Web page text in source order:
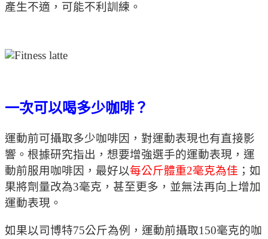
產生不適，可能不利訓練。
一次可以喝多少咖啡？
運動前可攝取多少咖啡因，對運動表現也有直接影
響。根據研究指出，想要增強選手的運動表現，運
動前服用咖啡因，最好以每公斤體重2毫克為佳 ；如
果將劑量改為3毫克，甚至更多，並無法再向上增加
運動表現。
如果以司博特75公斤為例，運動前攝取150毫克的咖